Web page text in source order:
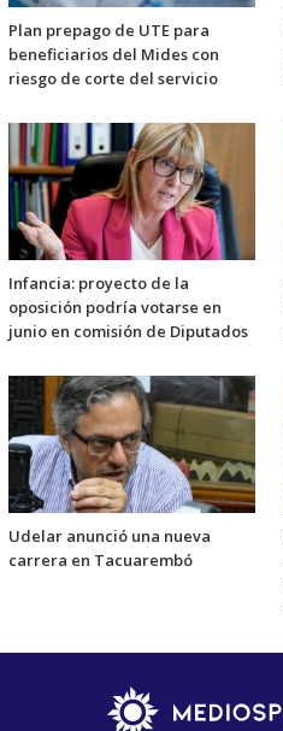
Plan prepago de UTE para
beneficiarios del Mides con
riesgo de corte del servicio
Infancia: proyecto de la
oposición podría votarse en
junio en comisión de Diputados
Udelar anunció una nueva
carrera en Tacuarembó